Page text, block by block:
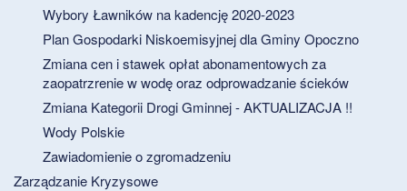
Wybory Ławników na kadencję 2020-2023
Plan Gospodarki Niskoemisyjnej dla Gminy Opoczno
Zmiana cen i stawek opłat abonamentowych za
zaopatrzrenie w wodę oraz odprowadzanie ścieków
Zmiana Kategorii Drogi Gminnej - AKTUALIZACJA !!
Wody Polskie
Zawiadomienie o zgromadzeniu
Zarządzanie Kryzysowe